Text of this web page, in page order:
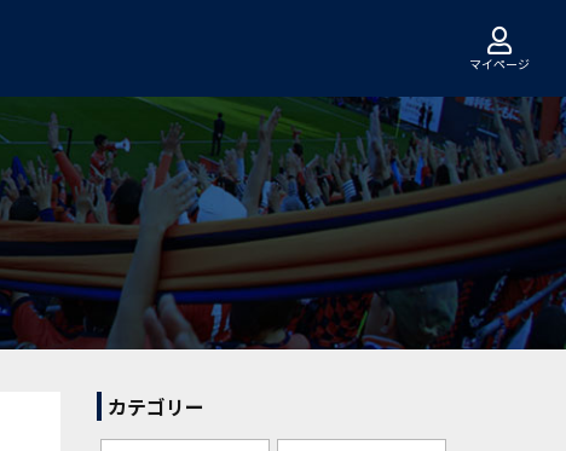
マイページ
カテゴリー